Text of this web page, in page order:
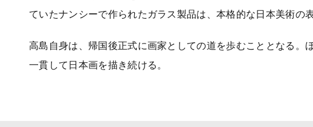
ていたナンシーで作られたガラス製品は、本格的な日本美術の
高島自身は、帰国後正式に画家としての道を歩むこととなる
一貫して日本画を描き続ける。